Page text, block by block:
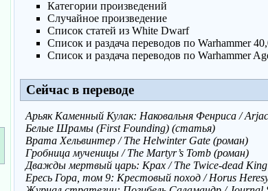
Категории произведений
Случайное произведение
Список статей из White Dwarf
Список и раздача переводов по Warhammer
Список и раздача переводов по Warhammer
Сейчас в переводе
Арьяк Каменный Кулак: Наковальня Фенриса /
Белые Шрамы (First Founding) (статья)
Врата Хельвинтер / The Helwinter Gate (роман)
Гробница мученицы / The Martyr’s Tomb (роман)
Дважды мертвый царь: Крах / The Twice-dead
Ересь Гора, том 9: Крестовый поход / Horus